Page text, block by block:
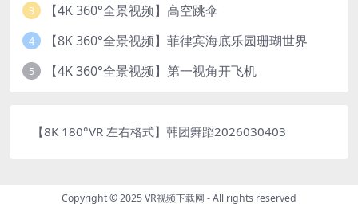
3 【4K 360°全景视频】高空跳伞
4 【8K 360°全景视频】菲律宾海底乐园珊瑚世界
5 【4K 360°全景视频】第一视角开飞机
【8K 180°VR 左右格式】韩团舞蹈2026030403
Copyright © 2025 VR视频下载网 - All rights reserved